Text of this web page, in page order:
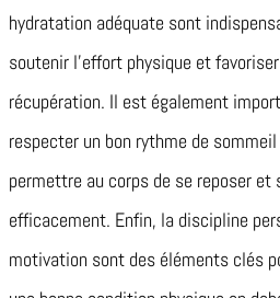
hydratation adéquate sont
soutenir l’effort physique et
récupération. Il est également
respecter un bon rythme de
permettre au corps de se reposer et
efficacement. Enfin, la discipline
motivation sont des éléments clés